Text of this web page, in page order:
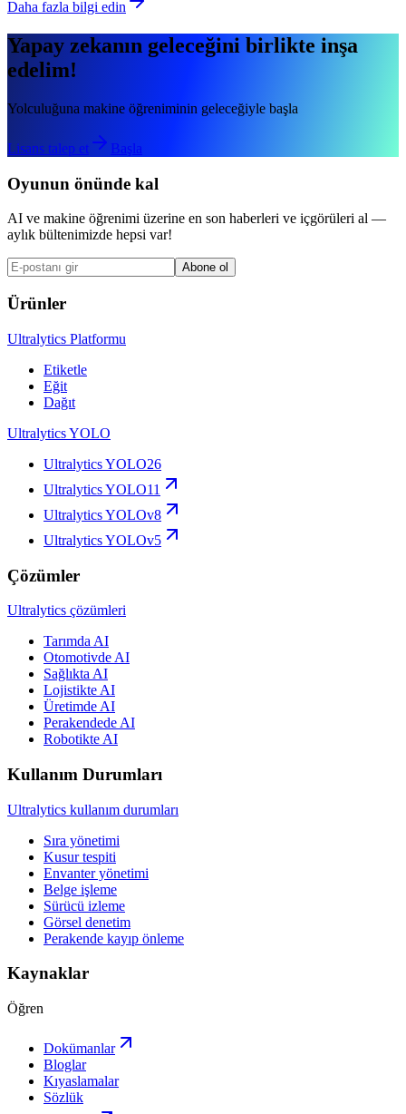
Daha fazla bilgi edin
Yapay zekanın geleceğini birlikte inşa
edelim!
Yolculuğuna makine öğreniminin geleceğiyle başla
Lisans talep et Başla
Oyunun önünde kal
AI ve makine öğrenimi üzerine en son haberleri ve içgörüleri al —
aylık bültenimizde hepsi var!
Abone ol
Ürünler
Ultralytics Platformu
Etiketle
Eğit
Dağıt
Ultralytics YOLO
Ultralytics YOLO26
Ultralytics YOLO11
Ultralytics YOLOv8
Ultralytics YOLOv5
Çözümler
Ultralytics çözümleri
Tarımda AI
Otomotivde AI
Sağlıkta AI
Lojistikte AI
Üretimde AI
Perakendede AI
Robotikte AI
Kullanım Durumları
Ultralytics kullanım durumları
Sıra yönetimi
Kusur tespiti
Envanter yönetimi
Belge işleme
Sürücü izleme
Görsel denetim
Perakende kayıp önleme
Kaynaklar
Öğren
Dokümanlar
Bloglar
Kıyaslamalar
Sözlük